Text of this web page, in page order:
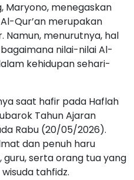
Maryono, menegaskan
Qur’an merupakan
Namun, menurutnya, hal
nilai-nilai Al-
kehidupan sehari-
saat hafir pada Haflah
Tahun Ajaran
Rabu (20/05/2026).
dan penuh haru
guru, serta orang tua yang
tahfidz.